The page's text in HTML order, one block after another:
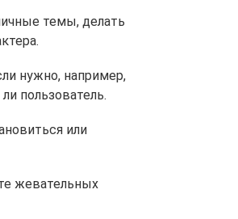
темы, делать
нужно, например,
пользователь.
или
жевательных